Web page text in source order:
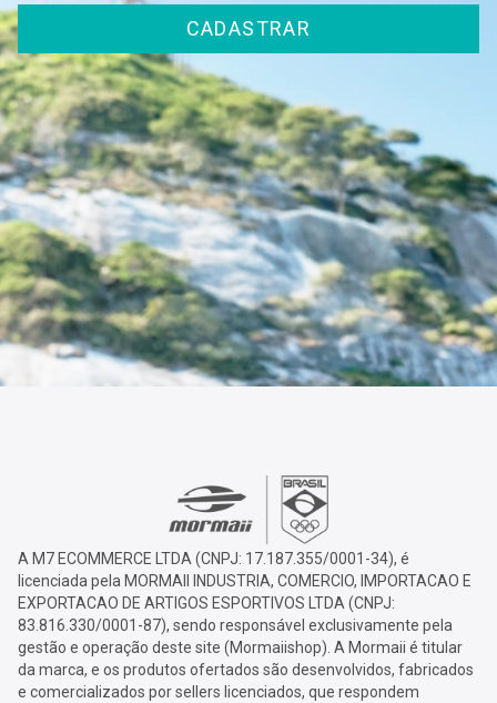
CADASTRAR
A M7 ECOMMERCE LTDA (CNPJ: 17.187.355/0001-34), é
licenciada pela MORMAII INDUSTRIA, COMERCIO, IMPORTACAO E
EXPORTACAO DE ARTIGOS ESPORTIVOS LTDA (CNPJ:
83.816.330/0001-87), sendo responsável exclusivamente pela
gestão e operação deste site (Mormaiishop). A Mormaii é titular
da marca, e os produtos ofertados são desenvolvidos, fabricados
e comercializados por sellers licenciados, que respondem